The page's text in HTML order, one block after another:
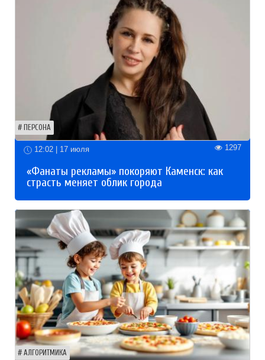
ПЕРСОНА
12:02 | 17 июля 1297
«Фанаты рекламы» покоряют Каменск: как
страсть меняет облик города
АЛГОРИТМИКА